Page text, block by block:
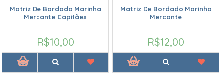
Matriz De Bordado Marinha
Mercante Capitães
R$10,00
Matriz De Bordado Marinha
Mercante
R$12,00